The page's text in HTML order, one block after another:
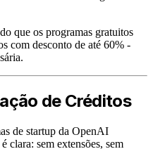
que os programas gratuitos
com desconto de até 60% -
de Créditos
de startup da OpenAI
clara: sem extensões, sem